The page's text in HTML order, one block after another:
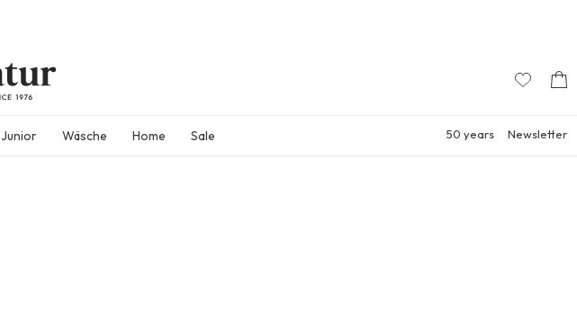
Junior Wäsche Home Sale 50 years Newsletter